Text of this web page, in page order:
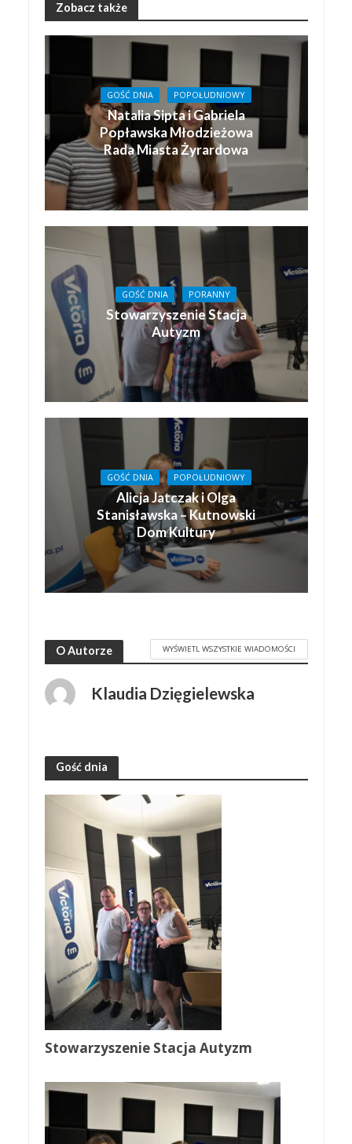
Zobacz także
GOŚĆ DNIA POPOŁUDNIOWY
Natalia Sipta i Gabriela
Popławska Młodzieżowa
Rada Miasta Żyrardowa
GOŚĆ DNIA PORANNY
Stowarzyszenie Stacja
Autyzm
GOŚĆ DNIA POPOŁUDNIOWY
Alicja Jatczak i Olga
Stanisławska – Kutnowski
Dom Kultury
O Autorze WYŚWIETL WSZYSTKIE WIADOMOŚCI
Klaudia Dzięgielewska
Gość dnia
Stowarzyszenie Stacja Autyzm